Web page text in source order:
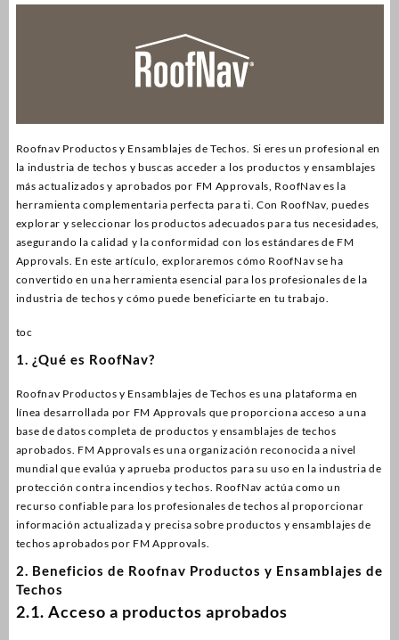
Roofnav Productos y Ensamblajes de Techos. Si eres un profesional en
la industria de techos y buscas acceder a los productos y ensamblajes
más actualizados y aprobados por FM Approvals, RoofNav es la
herramienta complementaria perfecta para ti. Con RoofNav, puedes
explorar y seleccionar los productos adecuados para tus necesidades,
asegurando la calidad y la conformidad con los estándares de FM
Approvals. En este artículo, exploraremos cómo RoofNav se ha
convertido en una herramienta esencial para los profesionales de la
industria de techos y cómo puede beneficiarte en tu trabajo.
toc
1. ¿Qué es RoofNav?
Roofnav Productos y Ensamblajes de Techos es una plataforma en
línea desarrollada por FM Approvals que proporciona acceso a una
base de datos completa de productos y ensamblajes de techos
aprobados. FM Approvals es una organización reconocida a nivel
mundial que evalúa y aprueba productos para su uso en la industria de
protección contra incendios y techos. RoofNav actúa como un
recurso confiable para los profesionales de techos al proporcionar
información actualizada y precisa sobre productos y ensamblajes de
techos aprobados por FM Approvals.
2. Beneficios de Roofnav Productos y Ensamblajes de
Techos
2.1. Acceso a productos aprobados